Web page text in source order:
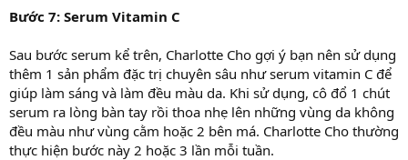
Bước 7: Serum Vitamin C
Sau bước serum kể trên, Charlotte Cho gợi ý bạn nên sử dụng
thêm 1 sản phẩm đặc trị chuyên sâu như serum vitamin C để
giúp làm sáng và làm đều màu da. Khi sử dụng, cô đổ 1 chút
serum ra lòng bàn tay rồi thoa nhẹ lên những vùng da không
đều màu như vùng cằm hoặc 2 bên má. Charlotte Cho thường
thực hiện bước này 2 hoặc 3 lần mỗi tuần.